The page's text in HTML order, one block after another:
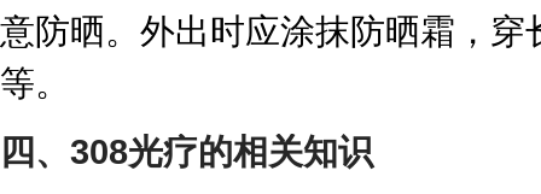
意防晒。外出时应涂抹防晒霜，穿
等。
四、308光疗的相关知识